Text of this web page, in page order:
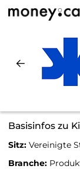
Basisinfos zu
Sitz: Vereinigte
Branche: